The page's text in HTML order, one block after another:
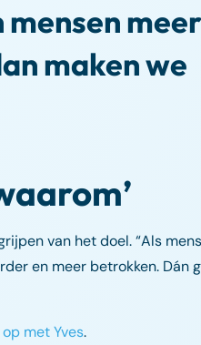
meer
maken we
van het doel. “Als
en meer betrokken. Dán
met Yves.